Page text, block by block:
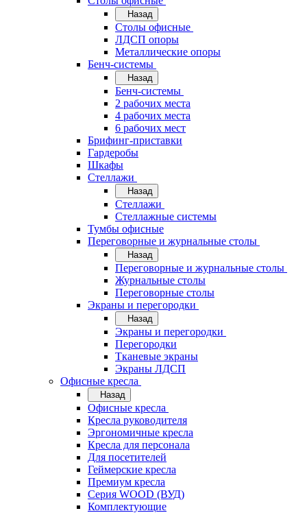
Назад
Cтолы офисные
ЛДСП опоры
Металлические опоры
Бенч-системы
Назад
Бенч-системы
2 рабочих места
4 рабочих места
6 рабочих мест
Брифинг-приставки
Гардеробы
Шкафы
Стеллажи
Назад
Стеллажи
Стеллажные системы
Тумбы офисные
Переговорные и журнальные столы
Назад
Переговорные и журнальные столы
Журнальные столы
Переговорные столы
Экраны и перегородки
Назад
Экраны и перегородки
Перегородки
Тканевые экраны
Экраны ЛДСП
Офисные кресла
Назад
Офисные кресла
Кресла руководителя
Эргономичные кресла
Кресла для персонала
Для посетителей
Геймерские кресла
Премиум кресла
Серия WOOD (ВУД)
Комплектующие